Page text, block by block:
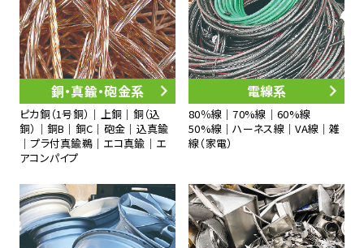
銅・真鍮・砲金系
ピカ銅（1号銅）｜上銅｜銅（込
銅）｜銅B｜銅C｜砲金｜込真鍮
｜プラ付真鍮鵜｜エコ真鍮｜エ
アコンパイプ
電線系
80％線｜70%線｜60%線
50%線｜ハーネス線｜VA線｜雑
線（家電）